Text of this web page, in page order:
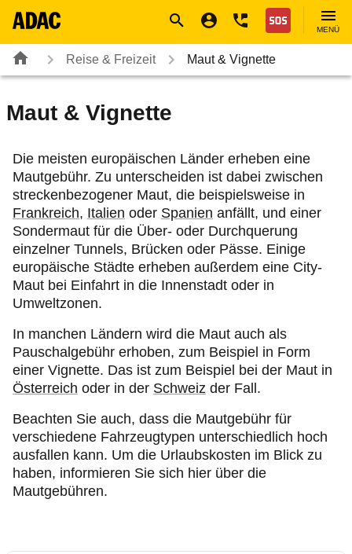
Nothilfe
MENÜ
Reise & Freizeit Maut & Vignette
Maut & Vignette
Die meisten europäischen Länder erheben eine
Mautgebühr. Zu unterscheiden ist dabei zwischen
streckenbezogener Maut, die beispielsweise in
Frankreich, Italien oder Spanien anfällt, und einer
Sondermaut für die Über- oder Durchquerung
einzelner Tunnels, Brücken oder Pässe. Einige
europäische Städte erheben außerdem eine City-
Maut bei Einfahrt in die Innenstadt oder in
Umweltzonen.
In manchen Ländern wird die Maut auch als
Pauschalgebühr erhoben, zum Beispiel in Form
einer Vignette. Das ist zum Beispiel bei der Maut in
Österreich oder in der Schweiz der Fall.
Beachten Sie auch, dass die Mautgebühr für
verschiedene Fahrzeugtypen unterschiedlich hoch
ausfallen kann. Um die Urlaubskosten im Blick zu
haben, informieren Sie sich hier über die
Mautgebühren.